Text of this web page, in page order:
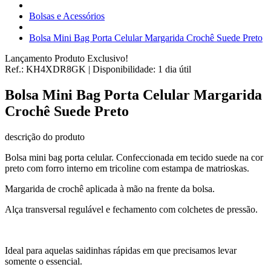
Bolsas e Acessórios
Bolsa Mini Bag Porta Celular Margarida Crochê Suede Preto
Lançamento Produto Exclusivo!
Ref.: KH4XDR8GK | Disponibilidade: 1 dia útil
Bolsa Mini Bag Porta Celular Margarida
Crochê Suede Preto
descrição do produto
Bolsa mini bag porta celular. Confeccionada em tecido suede na cor
preto com forro interno em tricoline com estampa de matrioskas.
Margarida de crochê aplicada à mão na frente da bolsa.
Alça transversal regulável e fechamento com colchetes de pressão.
Ideal para aquelas saidinhas rápidas em que precisamos levar
somente o essencial.